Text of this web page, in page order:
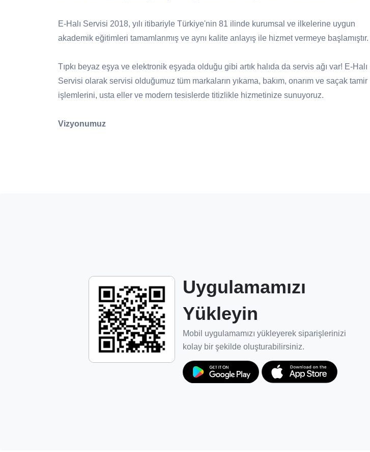
E-Halı Servisi 2018, yılı itibariyle Türkiye'nin 81 ilinde kurumsal ve ilkelerine uygun
akademik eğitimleri tamamlanmış ve aynı kalite anlayış ile hizmet vermeye başlamıştır.
Tıpkı beyaz eşya ve elektronik eşyada olduğu gibi artık halıda da servis ağı var! E-Halı
Servisi olarak servisi olduğumuz tüm markaların yıkama, bakım, onarım ve saçak tamir
işlemlerini, usta eller ve modern tesislerde titizlikle hizmetinize sunuyoruz.
Vizyonumuz
Misyonumuz
Dünya pazarında kalitesini ispat etmiş Türk halısının, doğru ürün ve metotlarla
bakımını yaparak, estetik ve kalitesinden ödün vermeden kullanım ömrünü en üst
seviyeye yükseltiyoruz.
Bakım ve temizlik işleminin marka sahipleri ve müşteriler için garanti süresi
kapsamında ve güven ortamında gelişmesini sağlıyoruz.
E-Halı Servisi ağı ve hizmetlerinin iç pazarda başarıyla hizmet vermesi için yeniden
Uygulamamızı
Yükleyin
Mobil uygulamamızı yükleyerek siparişlerinizi
kolay bir şekilde oluşturabilirsiniz.